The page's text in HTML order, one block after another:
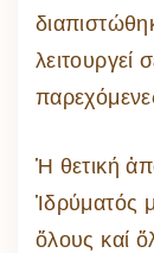
λειτουργεί
Ἡ θετική
Ἱδρύματός
ὅλους καί